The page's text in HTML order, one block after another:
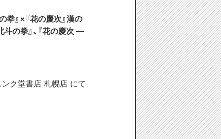
』×『花の慶次』漢の
の拳』、『花の慶次 ―
ク堂書店 札幌店 にて